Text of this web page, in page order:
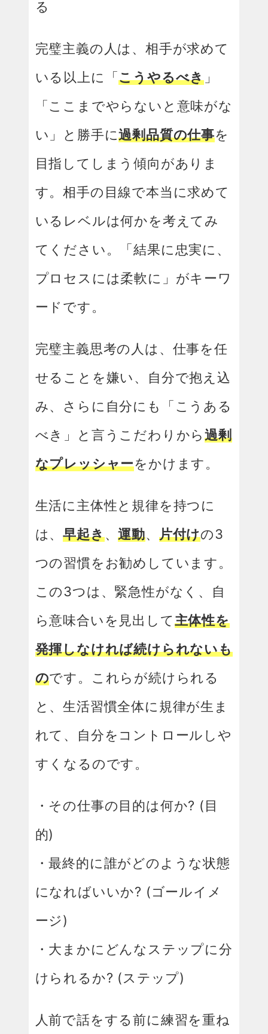
る
完璧主義の人は、相手が求めて
いる以上に「こうやるべき 」
「ここまでやらないと意味がな
い」と勝手に過剰品質の仕事を
目指してしまう傾向がありま
す。相手の目線で本当に求めて
いるレベルは何かを考えてみ
てください。「結果に忠実に、
プロセスには柔軟に」がキーワ
ードです。
完璧主義思考の人は、仕事を任
せることを嫌い、自分で抱え込
み、さらに自分にも「こうある
べき」と言うこだわりから過剰
なプレッシャーをかけます。
生活に主体性と規律を持つに
は、早起き、運動、 片付けの3
つの習慣をお勧めしています。
この3つは、緊急性がなく、自
ら意味合いを見出して主体性を
発揮しなければ続けられないも
のです。これらが続けられる
と、生活習慣全体に規律が生ま
れて、自分をコントロールしや
すくなるのです。
・その仕事の目的は何か? (目
的)
・最終的に誰がどのような状態
になればいいか? (ゴールイメ
ージ)
・大まかにどんなステップに分
けられるか? (ステップ)
人前で話をする前に練習を重ね